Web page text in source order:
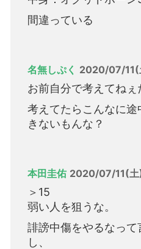
間違っている
名無しぷく 2020/07/11(
お前自分で考えてねぇ
考えてたらこんなに
きないもんな？
本田圭佑 2020/07/11(
＞15
弱い人を狙うな。
誹謗中傷をやるなっ
し、